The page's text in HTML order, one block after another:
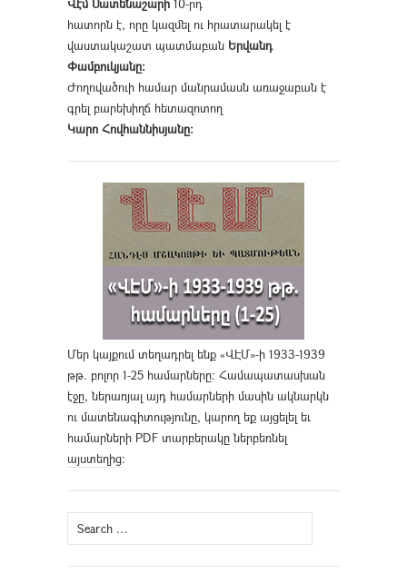
Վէմ Մատենաշարի 10-րդ
հատորն է, որը կազմել ու հրատարակել է
վաստակաշատ պատմաբան Երվանդ
Փամբուկյանը։
Ժողովածուի համար մանրամասն առաջաբան է
գրել բարեխիղճ հետազոտող
Կարո Հովհաննիսյանը։
Մեր կայքում տեղադրել ենք «ՎԷՄ»-ի 1933-1939
թթ. բոլոր 1-25 համարները։ Համապատասխան
էջը, ներառյալ այդ համարների մասին ակնարկն
ու մատենագիտությունը, կարող եք այցելել եւ
համարների PDF տարբերակը ներբեռնել
այստեղից։
Search
for: